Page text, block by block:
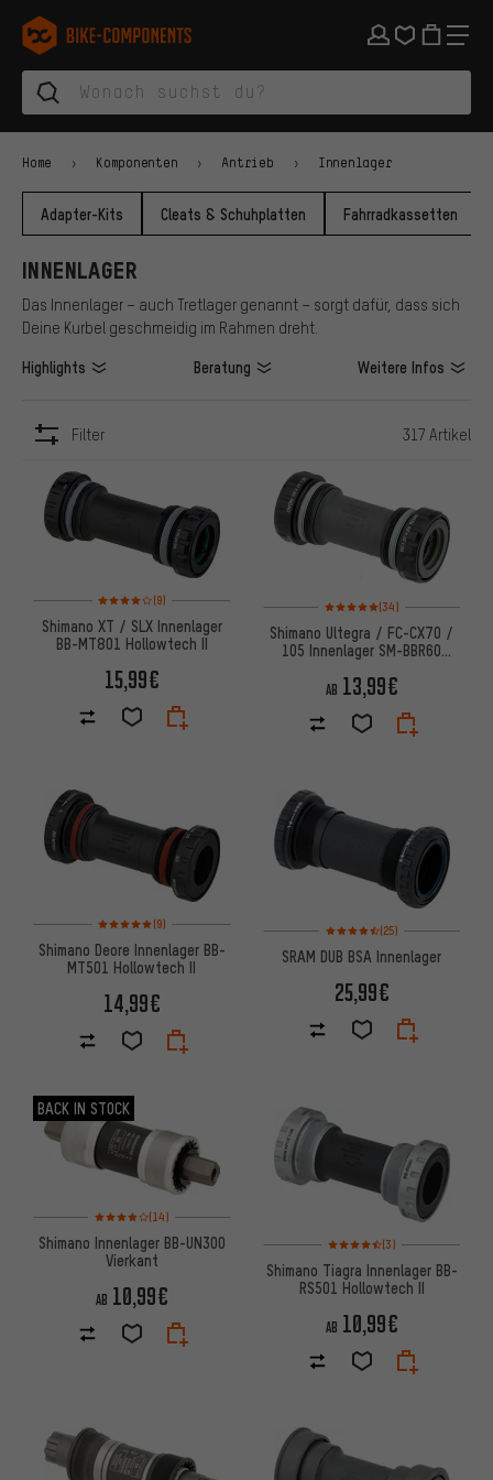
Zur Hauptnavigation springen
Zur Kategorienavigation springen
Zum Inhalt springen
Zu Marken und Newsletter springen
Zur Fußzeile springen
bike-components.de Startseite
Home Komponenten Antrieb Innenlager
Adapter-Kits Cleats & Schuhplatten Fahrradkassetten
INNENLAGER
Das Innenlager – auch Tretlager genannt – sorgt dafür, dass sich
Deine Kurbel geschmeidig im Rahmen dreht.
Highlights Beratung Weitere Infos
Filter 317 Artikel
ARTIKEL
Bewertungen: 4 von 5 basierend auf 9 Bewertungen
(9)
Shimano XT / SLX Innenlager
BB-MT801 Hollowtech II
15,99€
Bewertungen: 5 von 5
(34)
Shimano Ultegra / FC-CX70 /
105 Innenlager SM-BBR60
AB 13,99€
Bewertungen: 5 von 5 basierend auf 9 Bewertungen
(9)
Shimano Deore Innenlager BB-
MT501 Hollowtech II
14,99€
Bewertungen: 4,5 von 5
(25)
SRAM DUB BSA Innenlager
25,99€
BACK IN STOCK
Bewertungen: 4 von 5 basierend auf 14 Bewertungen
(14)
Shimano Innenlager BB-UN300
Vierkant
AB 10,99€
Bewertungen: 4,5 von 5
(3)
Shimano Tiagra Innenlager BB-
RS501 Hollowtech II
AB 10,99€